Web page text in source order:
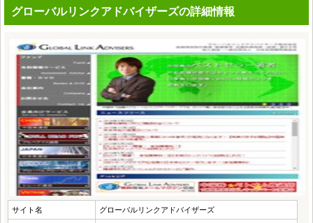
グローバルリンクアドバイザーズの詳細情報
サイト名
グローバルリンクアドバイザーズ